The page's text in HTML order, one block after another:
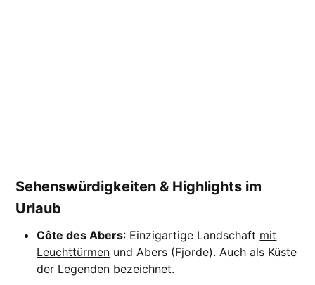
Sehenswürdigkeiten & Highlights im
Urlaub
Côte des Abers: Einzigartige Landschaft mit
Leuchttürmen und Abers (Fjorde). Auch als Küste
der Legenden bezeichnet.